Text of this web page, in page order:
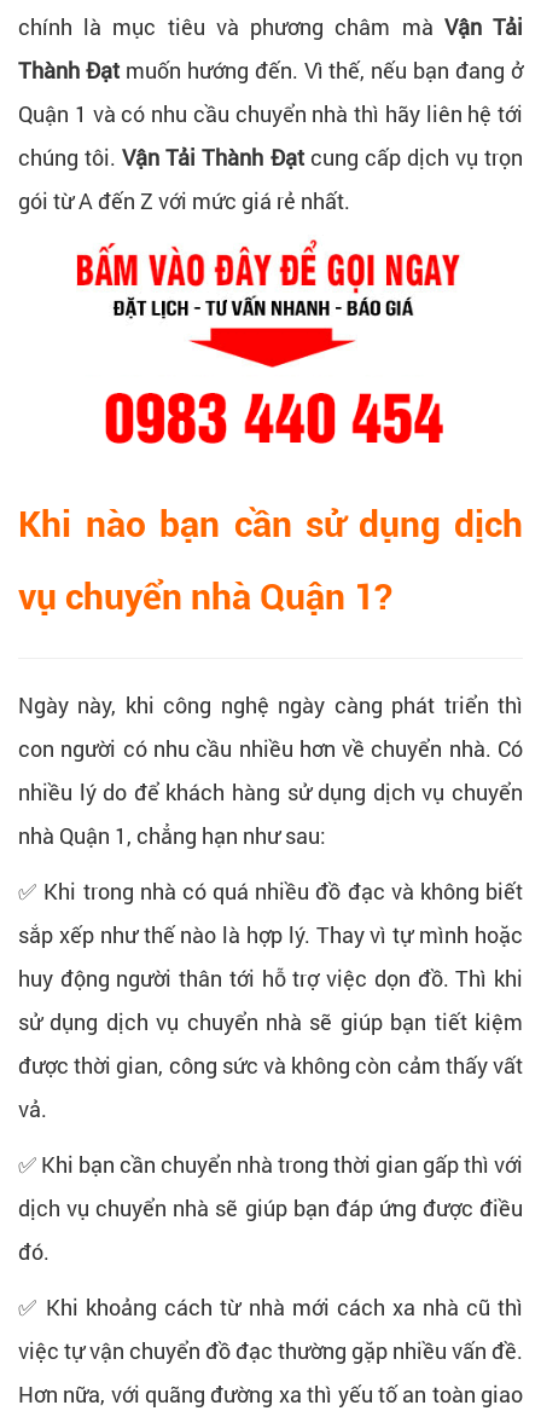
chính là mục tiêu và phương châm mà Vận Tải
Thành Đạtmuốn hướng đến. Vì thế, nếu bạn đang ở
Quận 1 và có nhu cầu chuyển nhà thì hãy liên hệ tới
chúng tôi.Vận Tải Thành Đạtcung cấp dịch vụ trọn
gói từ A đến Z với mức giá rẻ nhất.
Khi nào bạn cần sử dụng dịch
vụ chuyển nhà Quận 1?
Ngày này, khi công nghệ ngày càng phát triển thì
con người có nhu cầu nhiều hơn về chuyển nhà. Có
nhiều lý do để khách hàng sử dụng dịch vụ chuyển
nhà Quận 1, chẳng hạn như sau:
✅ Khi trong nhà có quá nhiều đồ đạc và không biết
sắp xếp như thế nào là hợp lý. Thay vì tự mình hoặc
huy động người thân tới hỗ trợ việc dọn đồ. Thì khi
sử dụng dịch vụ chuyển nhà sẽ giúp bạn tiết kiệm
được thời gian, công sức và không còn cảm thấy vất
vả.
✅ Khi bạn cần chuyển nhà trong thời gian gấp thì với
dịch vụ chuyển nhà sẽ giúp bạn đáp ứng được điều
đó.
✅ Khi khoảng cách từ nhà mới cách xa nhà cũ thì
việc tự vận chuyển đồ đạc thường gặp nhiều vấn đề.
Hơn nữa, với quãng đường xa thì yếu tố an toàn giao